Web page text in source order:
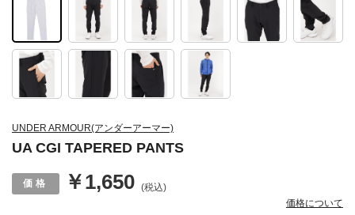
UNDER ARMOUR(アンダーアーマー)
UA CGI TAPERED PANTS
￥1,650 (税込)
価格について